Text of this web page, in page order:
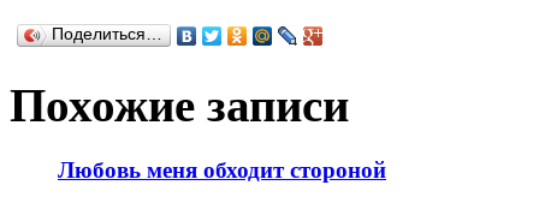
Поделиться…
Похожие записи
Любовь меня обходит стороной